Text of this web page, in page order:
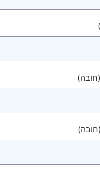
(חובה)
(חובה)